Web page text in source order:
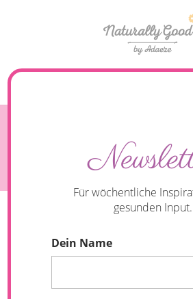
Superfood für Herz und Seele.
Für wöchentliche
gesunden Input.
Dein Name